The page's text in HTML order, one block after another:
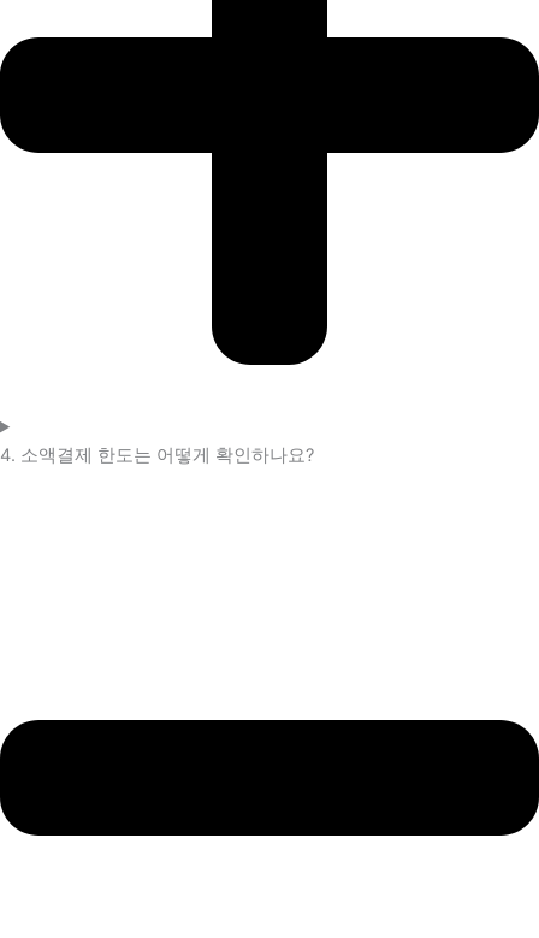
4. 소액결제 한도는 어떻게 확인하나요?